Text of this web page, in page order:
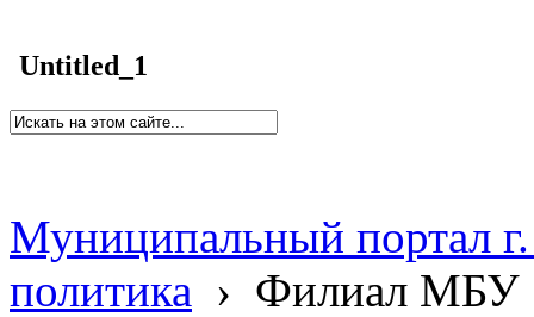
Untitled_1
Муниципальный портал
политика › Филиал МБУ